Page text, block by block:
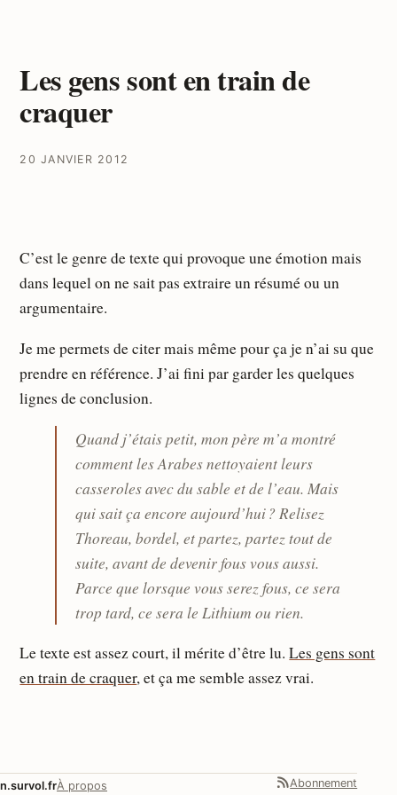
Les gens sont en train de
craquer
20 JANVIER 2012
C’est le genre de texte qui provoque une émotion mais
dans lequel on ne sait pas extraire un résumé ou un
argumentaire.
Je me permets de citer mais même pour ça je n’ai su que
prendre en référence. J’ai fini par garder les quelques
lignes de conclusion.
Quand j’étais petit, mon père m’a montré
comment les Arabes nettoyaient leurs
casseroles avec du sable et de l’eau. Mais
qui sait ça encore aujourd’hui ? Relisez
Thoreau, bordel, et partez, partez tout de
suite, avant de devenir fous vous aussi.
Parce que lorsque vous serez fous, ce sera
trop tard, ce sera le Lithium ou rien.
Le texte est assez court, il mérite d’être lu.Les gens sont
en train de craquer, et ça me semble assez vrai.
n.survol.frÀ propos Abonnement